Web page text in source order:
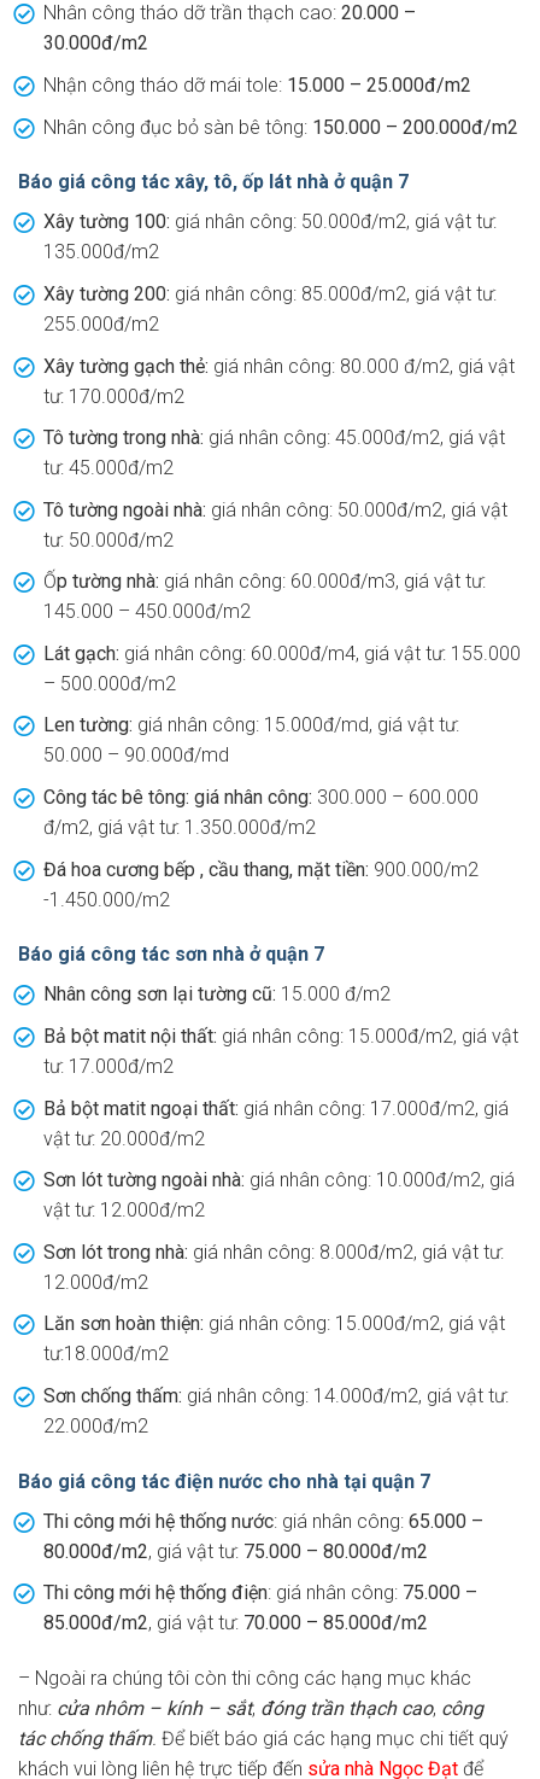
Nhân công tháo dỡ trần thạch cao: 20.000 –
30.000đ/m2
Nhận công tháo dỡ mái tole: 15.000 – 25.000đ/m2
Nhân công đục bỏ sàn bê tông: 150.000 – 200.000đ/m2
Báo giá công tác xây, tô, ốp lát nhà ở quận 7
Xây tường 100: giá nhân công: 50.000đ/m2, giá vật tư:
135.000đ/m2
Xây tường 200: giá nhân công: 85.000đ/m2, giá vật tư:
255.000đ/m2
Xây tường gạch thẻ: giá nhân công: 80.000 đ/m2, giá vật
tư: 170.000đ/m2
Tô tường trong nhà: giá nhân công: 45.000đ/m2, giá vật
tư: 45.000đ/m2
Tô tường ngoài nhà: giá nhân công: 50.000đ/m2, giá vật
tư: 50.000đ/m2
Ốp tường nhà: giá nhân công: 60.000đ/m3, giá vật tư:
145.000 – 450.000đ/m2
Lát gạch: giá nhân công: 60.000đ/m4, giá vật tư: 155.000
– 500.000đ/m2
Len tường: giá nhân công: 15.000đ/md, giá vật tư:
50.000 – 90.000đ/md
Công tác bê tông: giá nhân công: 300.000 – 600.000
đ/m2, giá vật tư: 1.350.000đ/m2
Đá hoa cương bếp , cầu thang, mặt tiền: 900.000/m2
-1.450.000/m2
Báo giá công tác sơn nhà ở quận 7
Nhân công sơn lại tường cũ: 15.000 đ/m2
Bả bột matit nội thất: giá nhân công: 15.000đ/m2, giá vật
tư: 17.000đ/m2
Bả bột matit ngoại thất: giá nhân công: 17.000đ/m2, giá
vật tư: 20.000đ/m2
Sơn lót tường ngoài nhà: giá nhân công: 10.000đ/m2, giá
vật tư: 12.000đ/m2
Sơn lót trong nhà: giá nhân công: 8.000đ/m2, giá vật tư:
12.000đ/m2
Lăn sơn hoàn thiện: giá nhân công: 15.000đ/m2, giá vật
tư:18.000đ/m2
Sơn chống thấm: giá nhân công: 14.000đ/m2, giá vật tư:
22.000đ/m2
Báo giá công tác điện nước cho nhà tại quận 7
Thi công mới hệ thống nước: giá nhân công: 65.000 –
80.000đ/m2, giá vật tư: 75.000 – 80.000đ/m2
Thi công mới hệ thống điện: giá nhân công: 75.000 –
85.000đ/m2, giá vật tư: 70.000 – 85.000đ/m2
– Ngoài ra chúng tôi còn thi công các hạng mục khác
như: cửa nhôm – kính – sắt, đóng trần thạch cao, công
tác chống thấm. Để biết báo giá các hạng mục chi tiết quý
khách vui lòng liên hệ trực tiếp đến sửa nhà Ngọc Đạt để